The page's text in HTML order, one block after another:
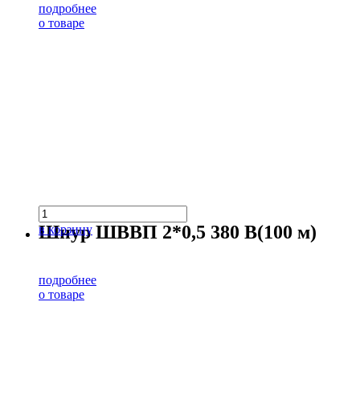
подробнее
о товаре
в корзину
Шнур ШВВП 2*0,5 380 В(100 м)
подробнее
о товаре